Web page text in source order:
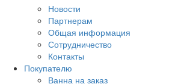
Новости
Партнерам
Общая информация
Сотрудничество
Контакты
Покупателю
Ванна на заказ